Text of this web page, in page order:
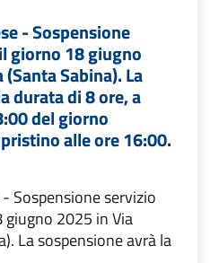
- Sospensione
giorno 18 giugno
Sabina). La
durata di 8 ore, a
del giorno
alle ore 16:00.
Sospensione servizio
2025 in Via
La sospensione avrà la